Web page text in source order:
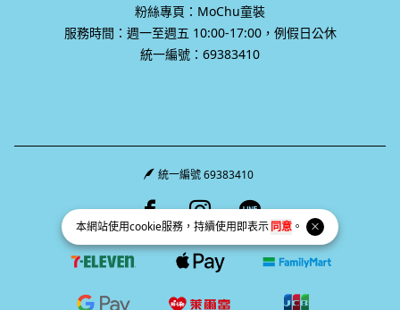
本網站使用cookie服務，持續使用即表示同意 。
粉絲專頁：MoChu童裝
服務時間：週一至週五 10:00-17:00，例假日公休
統一編號：69383410
統一編號 69383410
Facebook pageInstagram page
Line page